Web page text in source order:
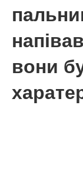
вони